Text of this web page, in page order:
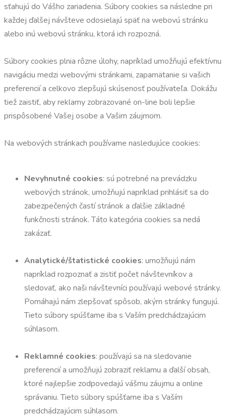
sťahujú do Vášho zariadenia. Súbory cookies sa následne pri
každej ďalšej návšteve odosielajú späť na webovú stránku
alebo inú webovú stránku, ktorá ich rozpozná.
Súbory cookies plnia rôzne úlohy, napríklad umožňujú efektívnu
navigáciu medzi webovými stránkami, zapamätanie si vašich
preferencií a celkovo zlepšujú skúsenosť používateľa. Dokážu
tiež zaistiť, aby reklamy zobrazované on-line boli lepšie
prispôsobené Vašej osobe a Vašim záujmom.
Na webových stránkach používame nasledujúce cookies:
Nevyhnutné cookies: sú potrebné na prevádzku
webových stránok, umožňujú napríklad prihlásiť sa do
zabezpečených častí stránok a ďalšie základné
funkčnosti stránok. Táto kategória cookies sa nedá
zakázať.
Analytické/štatistické cookies: umožňujú nám
napríklad rozpoznať a zistiť počet návštevníkov a
sledovať, ako naši návštevníci používajú webové stránky.
Pomáhajú nám zlepšovať spôsob, akým stránky fungujú.
Tieto súbory spúšťame iba s Vaším predchádzajúcim
súhlasom.
Reklamné cookies: používajú sa na sledovanie
preferencií a umožňujú zobraziť reklamu a ďalší obsah,
ktoré najlepšie zodpovedajú vášmu záujmu a online
správaniu. Tieto súbory spúšťame iba s Vaším
predchádzajúcim súhlasom.